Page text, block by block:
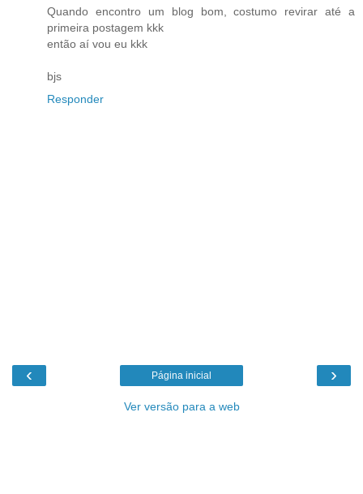
Quando encontro um blog bom, costumo revirar até a
primeira postagem kkk
então aí vou eu kkk
bjs
Responder
‹ ›
Página inicial
Ver versão para a web